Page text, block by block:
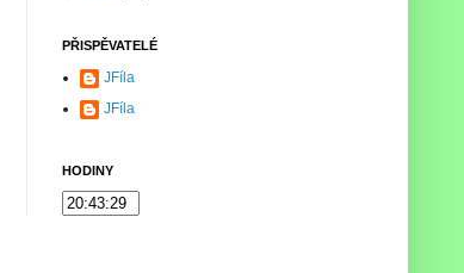
PŘISPĚVATELÉ
JFíla
JFíla
HODINY